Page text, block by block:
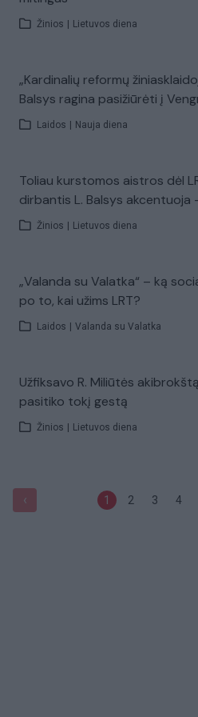
Žinios | Lietuvos diena
„Kardinalių reformų
Balsys ragina pasižiūrėti į
Laidos | Nauja diena
Toliau kurstomos aistros dėl
dirbantis L. Balsys akcentuoja
Žinios | Lietuvos diena
„Valanda su Valatka“ – ką
po to, kai užims LRT?
Laidos | Valanda su Valatka
Užfiksavo R. Miliūtės
pasitiko tokį gestą
Žinios | Lietuvos diena
‹ 1 2 3 4